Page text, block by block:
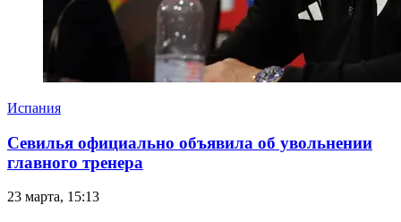
Испания
Севилья официально объявила об увольнении
главного тренера
23 марта, 15:13